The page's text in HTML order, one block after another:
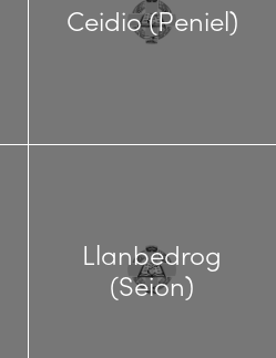
Ceidio (Peniel)
Llanbedrog
(Seion)